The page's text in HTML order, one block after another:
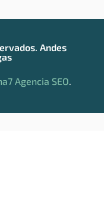
Andes
Agencia SEO.